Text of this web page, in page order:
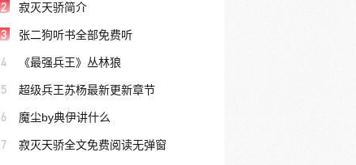
2 寂灭天骄简介
3 张二狗听书全部免费听
4 《最强兵王》丛林狼
5 超级兵王苏杨最新更新章节
6 魔尘by典伊讲什么
7 寂灭天骄全文免费阅读无弹窗